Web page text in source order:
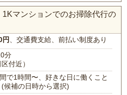
マンションでのお掃除代行の
円、交通費支給、前払い制度あり
分
付近）
で1時間〜、好きな日に働くこと
候補の日時から選択)